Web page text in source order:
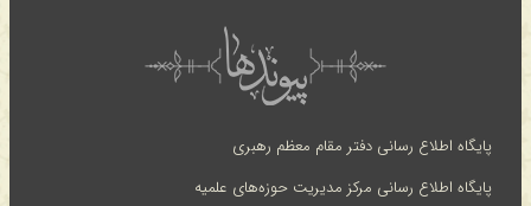
پایگاه اطلاع رسانی دفتر مقام معظم رهبری
پایگاه اطلاع رسانی مرکز مدیریت حوزه‌های علمیه